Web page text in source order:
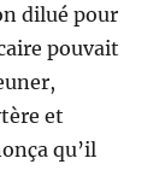
dilué pour
pouvait
et
qu’il